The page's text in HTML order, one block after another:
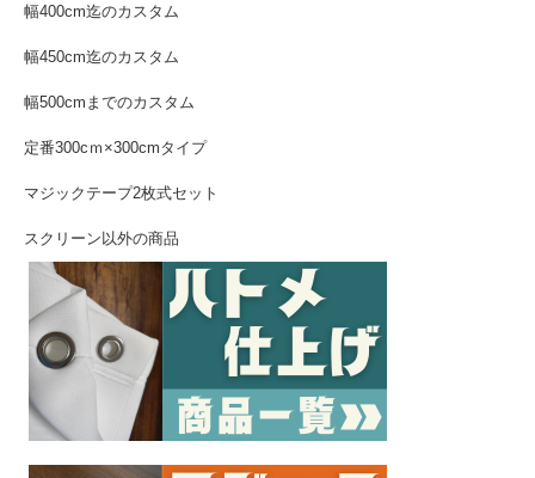
幅400cm迄のカスタム
幅450cm迄のカスタム
幅500cmまでのカスタム
定番300cｍ×300cmタイプ
マジックテープ2枚式セット
スクリーン以外の商品